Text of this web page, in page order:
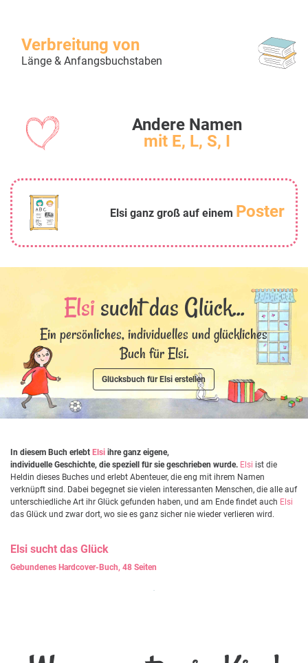
Verbreitung von
Länge & Anfangsbuchstaben
Andere Namen
mit E, L, S, I
Elsi ganz groß auf einem Poster
Elsisucht das Glück...
Ein persönliches, individuelles und glückliches
Buch für Elsi.
Glücksbuch für Elsi erstellen
In diesem Buch erlebt Elsi ihre ganz eigene,
individuelle Geschichte, die speziell für sie geschrieben wurde. Elsi ist die
Heldin dieses Buches und erlebt Abenteuer, die eng mit ihrem Namen
verknüpft sind. Dabei begegnet sie vielen interessanten Menschen, die alle auf
unterschiedliche Art ihr Glück gefunden haben, und am Ende findet auch Elsi
das Glück und zwar dort, wo sie es ganz sicher nie wieder verlieren wird.
Elsi sucht das Glück
Gebundenes Hardcover-Buch, 48 Seiten